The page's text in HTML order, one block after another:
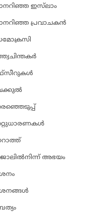
ഇസ്‌ലാം
പ്രവാചകന്‍
അഭയം